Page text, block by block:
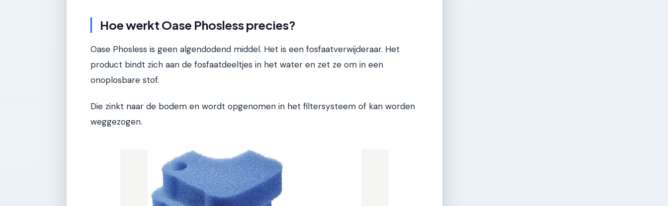
Hoe werkt Oase Phosless precies?
Oase Phosless is geen algendodend middel. Het is een fosfaatverwijderaar. Het
product bindt zich aan de fosfaatdeeltjes in het water en zet ze om in een
onoplosbare stof.
Die zinkt naar de bodem en wordt opgenomen in het filtersysteem of kan worden
weggezogen.